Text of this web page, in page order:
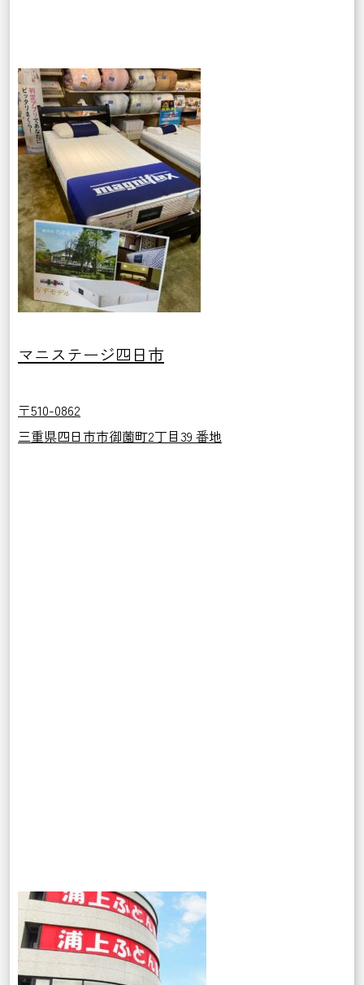
マニステージ四日市
〒510-0862
三重県四日市市御薗町2丁目39 番地